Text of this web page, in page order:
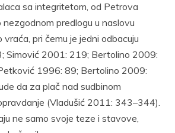
sa integritetom, od Petrova
nezgodnom predlogu u naslovu
pri čemu je jedni odbacuju
Simović 2001: 219; Bertolino 2009:
1996: 89; Bertolino 2009:
da za plač nad sudbinom
(Vladušić 2011: 343–344).
ne samo svoje teze i stavove,